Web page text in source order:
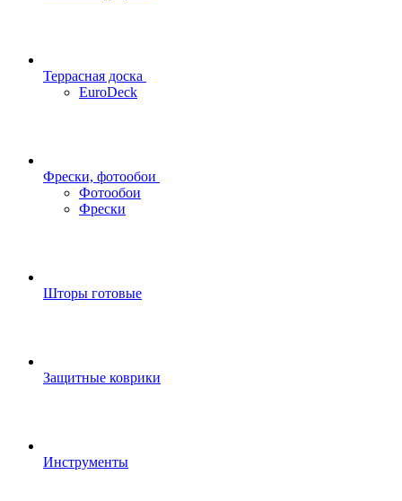
Террасная доска
EuroDeck
Фрески, фотообои
Фотообои
Фрески
Шторы готовые
Защитные коврики
Инструменты